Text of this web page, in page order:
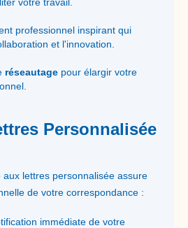
professionnel inspirant qui
et l'innovation.
réseautage pour élargir votre
Personnalisée
lettres personnalisée assure
de votre correspondance :
immédiate de votre